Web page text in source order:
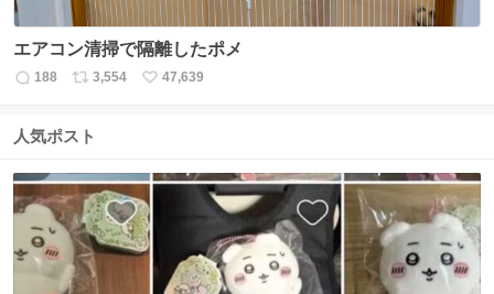
エアコン清掃で隔離したポメ
返
数
188
リ
ス
数
3,554
い
47,639
人気ポスト